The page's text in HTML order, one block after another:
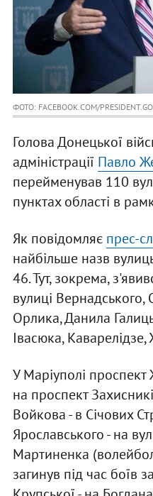
ФОТО: FACEBOOK.COM/
Голова Донецької
адміністрації Павло
перейменував 110
пунктах області в
Як повідомляє прес-
найбільше назв
46. Тут, зокрема,
вулиці Вернадського,
Орлика, Данила
Івасюка,
У Маріуполі
на проспект
Войкова - в Січових
Ярославського - на
Мартиненка
загинув під час боїв